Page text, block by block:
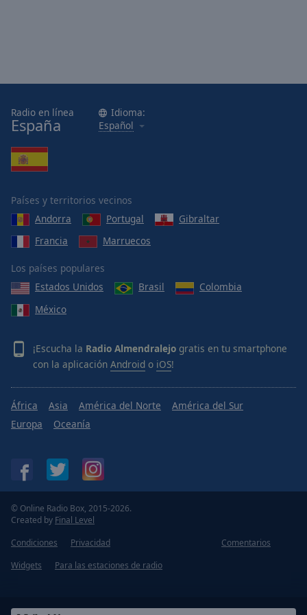
Radio en línea
España
Idioma:
Español
Países y territorios vecinos
Andorra
Portugal
Gibraltar
Francia
Marruecos
Los países populares
Estados Unidos
Brasil
Colombia
México
¡Escucha la Radio Almendralejo gratis en tu smartphone
con la aplicación Android o iOS!
África Asia América del Norte
América del Sur
Europa
Oceanía
© Online Radio Box, 2015-2026.
Created by Final Level
Condiciones
Privacidad
Comentarios
Widgets
Para las estaciones de radio